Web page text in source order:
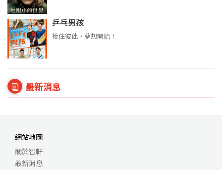
乒乓男孩
接住彼此，夢想開始！
最新消息
網站地圖
關於智軒
最新消息